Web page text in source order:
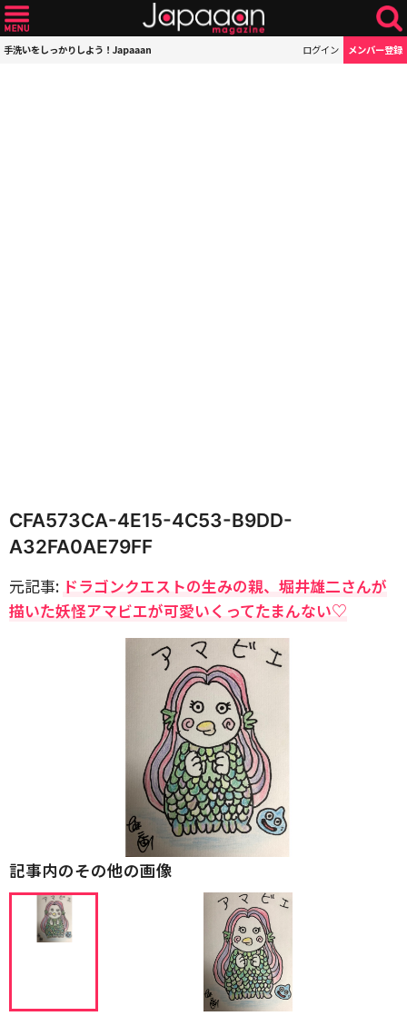
手洗いをしっかりしよう！Japaaan ログイン メンバー登録
CFA573CA-4E15-4C53-B9DD-
A32FA0AE79FF
元記事: ドラゴンクエストの生みの親、堀井雄二さんが
描いた妖怪アマビエが可愛いくってたまんない♡
記事内のその他の画像